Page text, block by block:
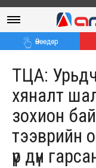
Өнөөдөр
ТЦА:
хяналт
зохион
тээврийн
үр дүн